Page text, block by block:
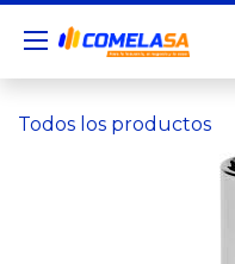
Todos los productos